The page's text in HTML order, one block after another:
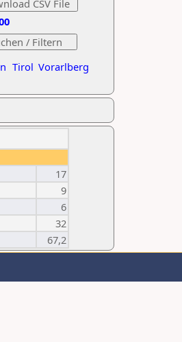
Tirol Vorarlberg
17
9
6
32
67,2